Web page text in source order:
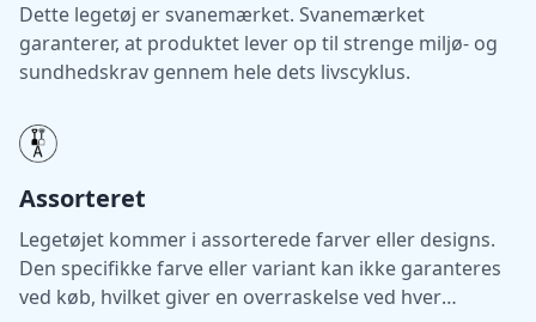
Dette legetøj er svanemærket. Svanemærket
garanterer, at produktet lever op til strenge miljø- og
sundhedskrav gennem hele dets livscyklus.
Assorteret
Legetøjet kommer i assorterede farver eller designs.
Den specifikke farve eller variant kan ikke garanteres
ved køb, hvilket giver en overraskelse ved hver